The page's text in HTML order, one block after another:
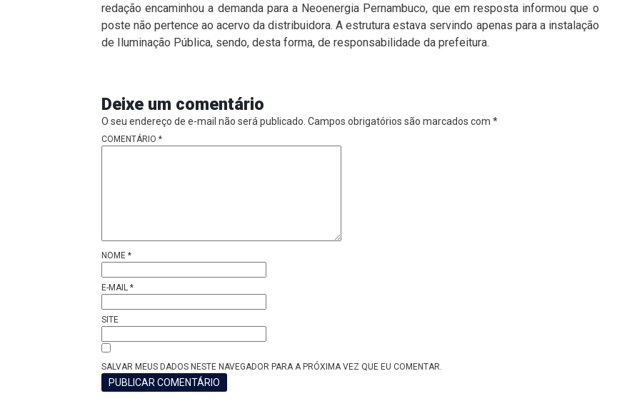
redação encaminhou a demanda para a Neoenergia Pernambuco, que em resposta informou que o
poste não pertence ao acervo da distribuidora. A estrutura estava servindo apenas para a instalação
de Iluminação Pública, sendo, desta forma, de responsabilidade da prefeitura.
Deixe um comentário
O seu endereço de e-mail não será publicado. Campos obrigatórios são marcados com *
COMENTÁRIO *
NOME *
E-MAIL *
SITE
SALVAR MEUS DADOS NESTE NAVEGADOR PARA A PRÓXIMA VEZ QUE EU COMENTAR.